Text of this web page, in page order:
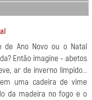
de Ano Novo ou o Natal
Então imagine - abetos
ar de inverno límpido...
uma cadeira de vime
da madeira no fogo e o